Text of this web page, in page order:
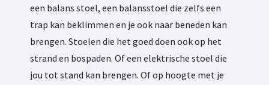
een balans stoel, een balansstoel die zelfs een
trap kan beklimmen en je ook naar beneden kan
brengen. Stoelen die het goed doen ook op het
strand en bospaden. Of een elektrische stoel die
jou tot stand kan brengen. Of op hoogte met je